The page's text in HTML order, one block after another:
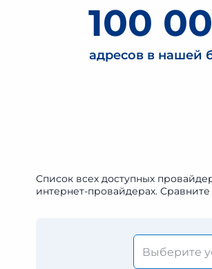
100
адресов в нашей
Список всех доступных
интернет-провайдерах.